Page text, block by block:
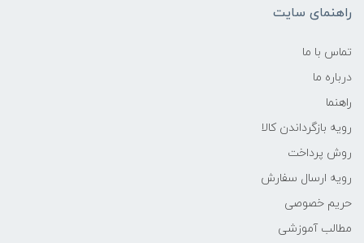
راهنمای سایت
تماس با ما
درباره ما
راهنما
رویه‌ بازگرداندن کالا
روش پرداخت
رویه ارسال سفارش
حریم خصوصی
مطالب آموزشی